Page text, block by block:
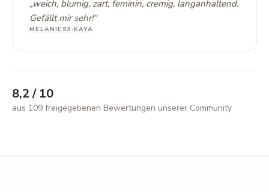
„weich, blumig, zart, feminin, cremig, langanhaltend.
Gefällt mir sehr!“
MELANIE93 ·KAYA
8,2/ 10
aus 109 freigegebenen Bewertungen unserer Community